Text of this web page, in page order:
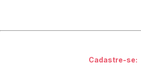
Cadastre-se: